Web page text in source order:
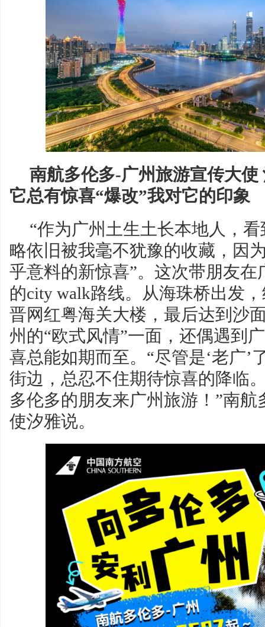
南航多伦多-广州旅游宣传大使
它总有惊喜“爆改”我对它的印象
“作为广州土生土长本地人，
略依旧被我毫不犹豫的收藏，因
乎意料的新惊喜”。这次带朋友
的city walk路线。从海珠桥出发
晋网红粤海关大楼，最后达到沙
州的“欧式风情”一面，还偶遇到
喜总能如期而至。“尽管是‘老广’
街边，总忍不住期待惊喜的降临
多伦多的朋友来广州旅游！”南
使汐雅说。